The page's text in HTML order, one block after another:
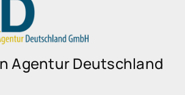
Agentur Deutschland